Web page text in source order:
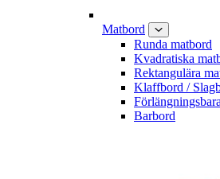
Matbord
Runda matbord
Kvadratiska
Rektangulära
Klaffbord /
Barbord